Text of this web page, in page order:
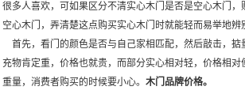
很多人喜欢，可如果区分不清实心木门是否是空心木门
空心木门，弄清楚这点购买实心木门时就能轻而易举地辨
首先，看门的颜色是否与自己家相匹配，然后敲击，
充物肯定重，价格也就贵，而部分实心相对轻，价格相
重量，消费者购买的时候要小心。 木门品牌价格。